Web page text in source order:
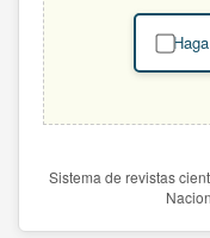
Sistema de revistas